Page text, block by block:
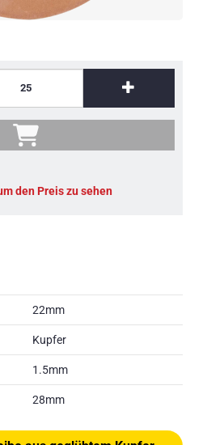
22mm
Kupfer
1.5mm
28mm
den Preis zu sehen